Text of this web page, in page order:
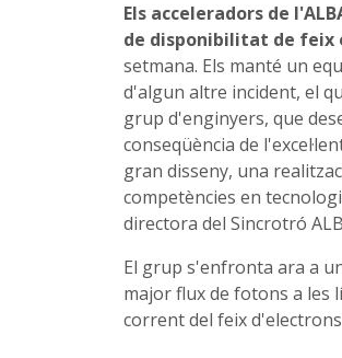
Els acceleradors de
de disponibilitat de feix
setmana. Els manté un
d'algun altre incident, el
grup d'enginyers, que
conseqüència de
gran disseny, una
competències en
directora del Sincrotró
El grup s'enfronta ara a
major flux de fotons a les
corrent del feix